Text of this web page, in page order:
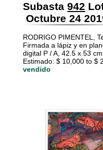
Subasta 942
Octubre 24
RODRIGO PIMENTEL,
Firmada a lápiz y en
digital P / A, 42.5 x 53
Estimado: $ 10,000 to $
vendido